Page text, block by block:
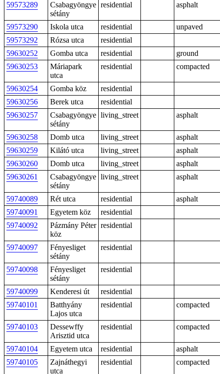
59573289
Csabagyöngye
sétány
residential asphalt
59573290 Iskola utca residential
unpaved
59573292
Rózsa utca
residential
59630252
Gomba utca residential
ground
59630253
Máriapark
utca
residential compacted
59630254 Gomba köz
residential
59630256
Berek utca
residential
59630257
Csabagyöngye
sétány
living_street asphalt
59630258 Domb utca living_street
asphalt
59630259
Kilátó utca living_street
asphalt
59630260
Domb utca living_street
asphalt
59630261
Csabagyöngye
sétány
living_street asphalt
59740089 Rét utca residential
asphalt
59740091
Egyetem köz
residential
59740092
Pázmány Péter
köz
residential
59740097
Fényesliget
sétány
residential
59740098
Fényesliget
sétány
residential
59740099 Kenderesi út
residential
59740101
Batthyány
Lajos utca
residential compacted
59740103
Dessewffy
Arisztid utca
residential compacted
59740104 Egyetem utca residential
asphalt
59740105
Zajnáthegyi
utca
residential compacted